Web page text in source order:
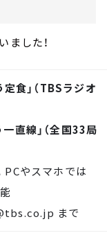
ました！
食」（TBSラジオ
直線」（全国33局
やスマホでは
まで